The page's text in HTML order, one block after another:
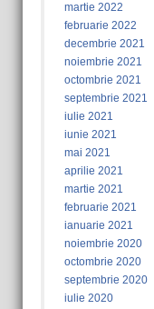
martie 2022
februarie 2022
decembrie 2021
noiembrie 2021
octombrie 2021
septembrie 2021
iulie 2021
iunie 2021
mai 2021
aprilie 2021
martie 2021
februarie 2021
ianuarie 2021
noiembrie 2020
octombrie 2020
septembrie 2020
iulie 2020